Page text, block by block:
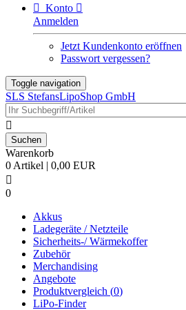
 Konto 
Anmelden
Jetzt Kundenkonto eröffnen
Passwort vergessen?
Toggle navigation
SLS StefansLipoShop GmbH

Warenkorb
0 Artikel | 0,00 EUR

0
Akkus
Ladegeräte / Netzteile
Sicherheits-/ Wärmekoffer
Zubehör
Merchandising
Angebote
Produktvergleich (0)
LiPo-Finder